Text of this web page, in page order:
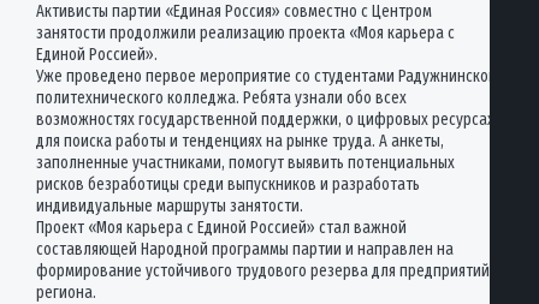
Активисты партии «Единая Россия» совместно с Центром
занятости продолжили реализацию проекта «Моя карьера с
Единой Россией».
Уже проведено первое мероприятие со студентами Радужнинского
политехнического колледжа. Ребята узнали обо всех
возможностях государственной поддержки, о цифровых ресурсах
для поиска работы и тенденциях на рынке труда. А анкеты,
заполненные участниками, помогут выявить потенциальных
рисков безработицы среди выпускников и разработать
индивидуальные маршруты занятости.
Проект «Моя карьера с Единой Россией» стал важной
составляющей Народной программы партии и направлен на
формирование устойчивого трудового резерва для предприятий
региона.